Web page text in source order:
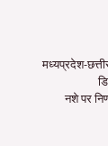
मध्यप्रदेश-
नशे पर